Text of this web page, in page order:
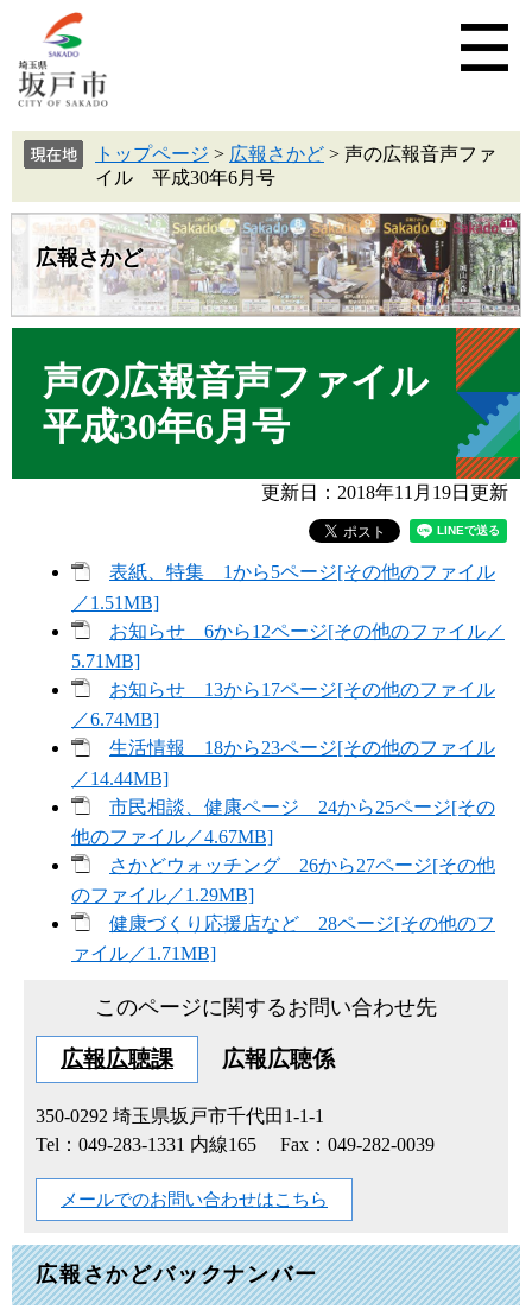
トップページ > 広報さかど > 声の広報音声ファ
イル 平成30年6月号
広報さかど
声の広報音声ファイル
平成30年6月号
更新日：2018年11月19日更新
表紙、特集 1から5ページ[その他のファイル
／1.51MB]
お知らせ 6から12ページ[その他のファイル／
5.71MB]
お知らせ 13から17ページ[その他のファイル
／6.74MB]
生活情報 18から23ページ[その他のファイル
／14.44MB]
市民相談、健康ページ 24から25ページ[その
他のファイル／4.67MB]
さかどウォッチング 26から27ページ[その他
のファイル／1.29MB]
健康づくり応援店など 28ページ[その他のフ
ァイル／1.71MB]
このページに関するお問い合わせ先
広報広聴課 広報広聴係
350-0292 埼玉県坂戸市千代田1-1-1
Tel：049-283-1331 内線165
Fax：049-282-0039
メールでのお問い合わせはこちら
広報さかどバックナンバー